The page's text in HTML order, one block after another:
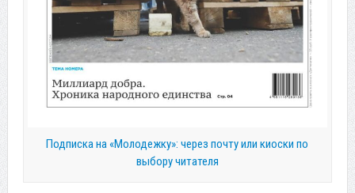
Подписка на «Молодежку»: через почту или киоски по
выбору читателя